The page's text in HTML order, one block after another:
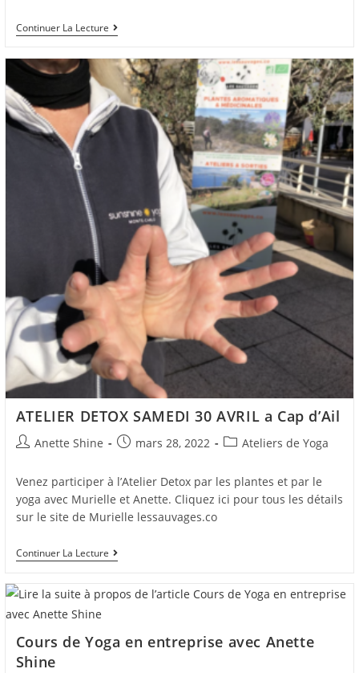
Continuer La LectureAtelier
Chakra
Avec
Anette
Le
11
Avril
ATELIER DETOX SAMEDI 30 AVRIL a Cap d’Ail
Auteur/autrice
la
publication :
Anette Shine
Postmars 28, 2022
PostAteliers de Yoga
Venez participer à l’Atelier Detox par les plantes et par le
yoga avec Murielle et Anette. Cliquez ici pour tous les détails
sur le site de Murielle lessauvages.co
Continuer La LectureATELIER
DETOX
30
AVRIL
D’Ail
Cours de Yoga en entreprise avec Anette
Shine